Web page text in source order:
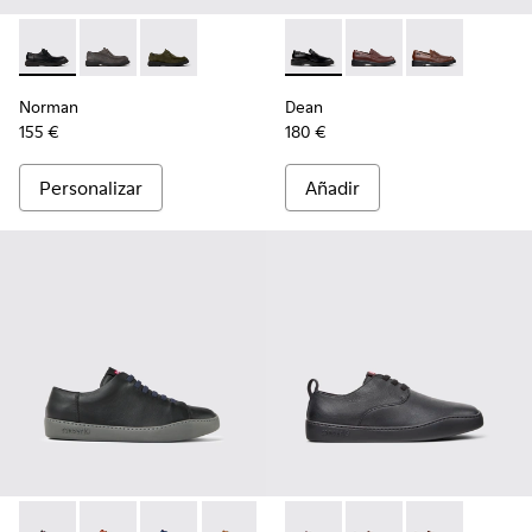
Norman - K100999-001 - Zapatos de piel negros para
Norman - K100999-005
Norman - K100999-002
Norman
155 €
Personalizar
Dean - K101045-001 -
Dean - K101045-008
Dean -
Dean
180 €
Añadir